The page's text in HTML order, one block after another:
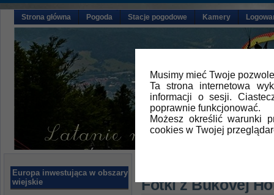
Musimy mieć Twoje
Ta strona internetowa
informacji o sesji.
poprawnie funkcjonować.
Możesz określić warunki
cookies w Twojej
Strona główna Pogoda Stacje pogodowe Kamery
Europa inwestująca w obszary
wiejskie
Fotki z Bukovej